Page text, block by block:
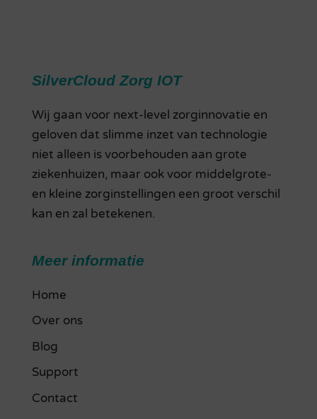
SilverCloud Zorg IOT
Wij gaan voor next-level zorginnovatie en
geloven dat slimme inzet van technologie
niet alleen is voorbehouden aan grote
ziekenhuizen, maar ook voor middelgrote-
en kleine zorginstellingen een groot verschil
kan en zal betekenen.
Meer informatie
Home
Over ons
Blog
Support
Contact